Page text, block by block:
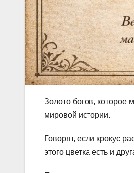
Золото богов, которое
мировой истории.
Говорят, если крокус
этого цветка есть и